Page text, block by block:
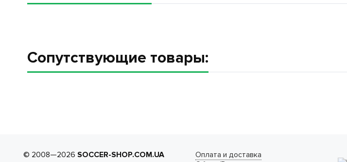
Сопутствующие товары:
© 2008—2026 SOCCER-SHOP.COM.UA
Оплата и доставка